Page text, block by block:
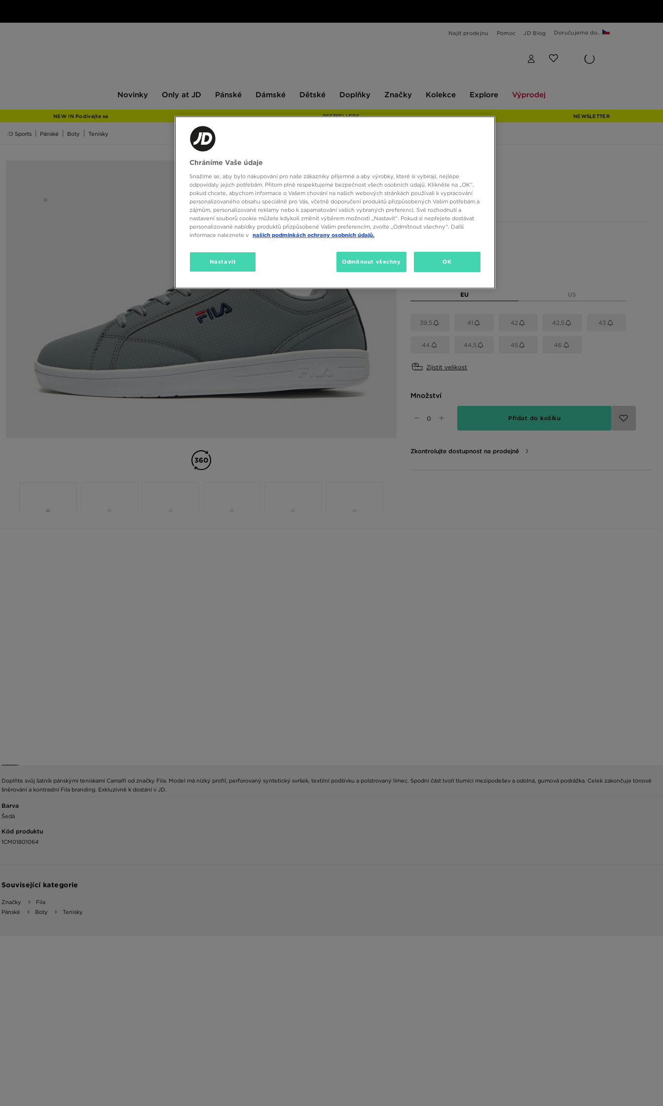
Najít prodejnu Pomoc JD Blog Doručujeme do...
Novinky
JD
Only at JD Pánské Dámské Dětské Doplňky Značky Kolekce Explore Výprodej
NEW IN Podívejte se BESTSELLERS NEWSLETTER
JD Sports Pánské Boty Tenisky
690 Kč
Šedá
Vyberte velikost
EU US
39,5 41 42 42,5 43
44 44,5 45 46
Zjistit velikost
Množství
Přidat do košíku
Zkontrolujte dostupnost na prodejně
Doplňte svůj šatník pánskými teniskami Camalfi od značky Fila. Model má nízký profil, perforovaný syntetický svršek, textilní podšívku a polstrovaný límec. Spodní část tvoří tlumící mezipodešev a odolná, gumová podrážka. Celek zakončuje tónové
šněrování a kontrastní Fila branding. Exkluzivně k dostání v JD.
Barva
Šedá
Kód produktu
1CM01801064
Související kategorie
Značky
Fila
Pánské
Boty Tenisky
Chráníme Vaše údaje
Snažíme se, aby bylo nakupování pro naše zákazníky příjemné a aby výrobky, které si vybírají, nejlépe
odpovídaly jejich potřebám. Přitom plně respektujeme bezpečnost všech osobních údajů. Klikněte na „OK“,
pokud chcete, abychom informace o Vašem chování na našich webových stránkách používali k vypracování
personalizovaného obsahu speciálně pro Vás, včetně doporučení produktů přizpůsobených Vašim potřebám a
zájmům, personalizované reklamy nebo k zapamatování vašich vybraných preferencí. Své rozhodnutí a
nastavení souborů cookie můžete kdykoli změnit výběrem možnosti „Nastavit“. Pokud si nepřejete dostávat
personalizované nabídky produktů přizpůsobené Vašim preferencím, zvolte „Odmítnout všechny“. Další
informace naleznete v našich podmínkách ochrany osobních údajů.
Nastavit Odmítnout všechny OK